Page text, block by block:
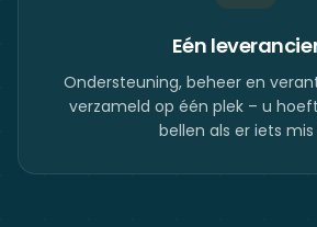
Eén
Ondersteuning, beheer en
verzameld op één plek – u
bellen als er iets mis